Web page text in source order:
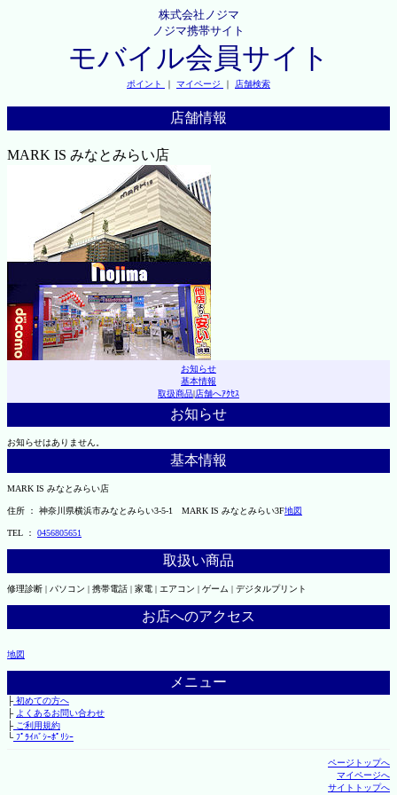
株式会社ノジマ
ノジマ携帯サイト
モバイル会員サイト
ポイント ｜ マイページ ｜ 店舗検索
店舗情報
MARK IS みなとみらい店
お知らせ
基本情報
取扱商品|店舗へｱｸｾｽ
お知らせ
お知らせはありません。
基本情報
MARK IS みなとみらい店
住所 ： 神奈川県横浜市みなとみらい3-5-1 MARK IS みなとみらい3F地図
TEL ： 0456805651
取扱い商品
修理診断 | パソコン | 携帯電話 | 家電 | エアコン | ゲーム | デジタルプリント
お店へのアクセス
地図
メニュー
├初めての方へ
├ よくあるお問い合わせ
├ご利用規約
└ﾌﾟﾗｲﾊﾞｼｰﾎﾟﾘｼｰ
ページトップへ
マイページへ
サイトトップへ